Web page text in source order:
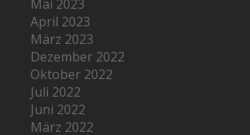
Mai 2023
April 2023
März 2023
Dezember 2022
Oktober 2022
Juli 2022
Juni 2022
März 2022